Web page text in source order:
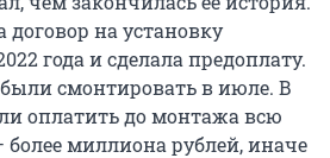
на установку
года и сделала предоплату.
смонтировать в июле. В
оплатить до монтажа всю
более миллиона рублей, иначе